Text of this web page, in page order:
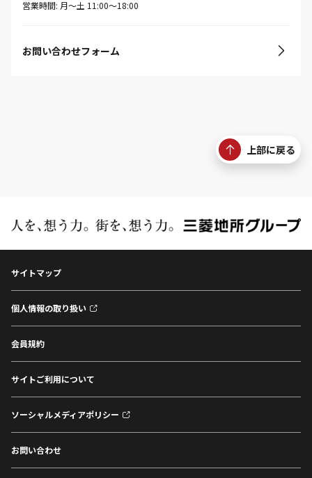
営業時間: 月〜土 11:00〜18:00
お問い合わせフォーム
上部に戻る
サイトマップ
個人情報の取り扱い
会員規約
サイトご利用について
ソーシャルメディアポリシー
お問い合わせ